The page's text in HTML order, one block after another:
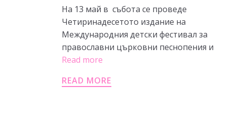
На 13 май в събота се проведе
Четиринадесетото издание на
Международния детски фестивал за
православни църковни песнопения и
Read more
READ MORE